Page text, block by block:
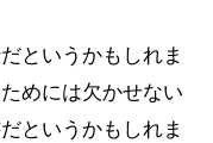
というかもしれま
めには欠かせない
というかもしれま